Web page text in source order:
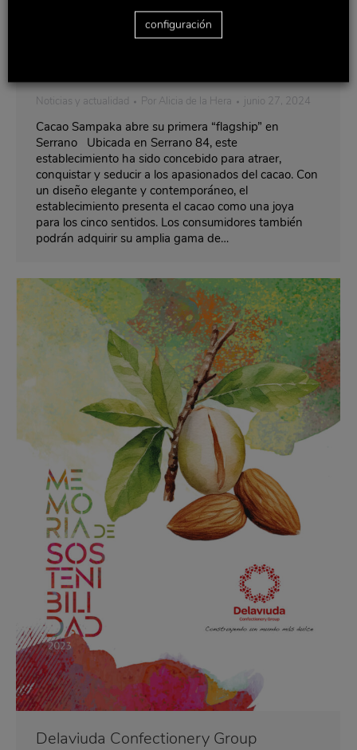
Noticias y actualidad Por Alicia de la Hera junio 27, 2024
Cacao Sampaka abre su primera “flagship” en
Serrano Ubicada en Serrano 84, este
establecimiento ha sido concebido para atraer,
conquistar y seducir a los apasionados del cacao. Con
un diseño elegante y contemporáneo, el
establecimiento presenta el cacao como una joya
para los cinco sentidos. Los consumidores también
podrán adquirir su amplia gama de…
Delaviuda Confectionery Group
configuración